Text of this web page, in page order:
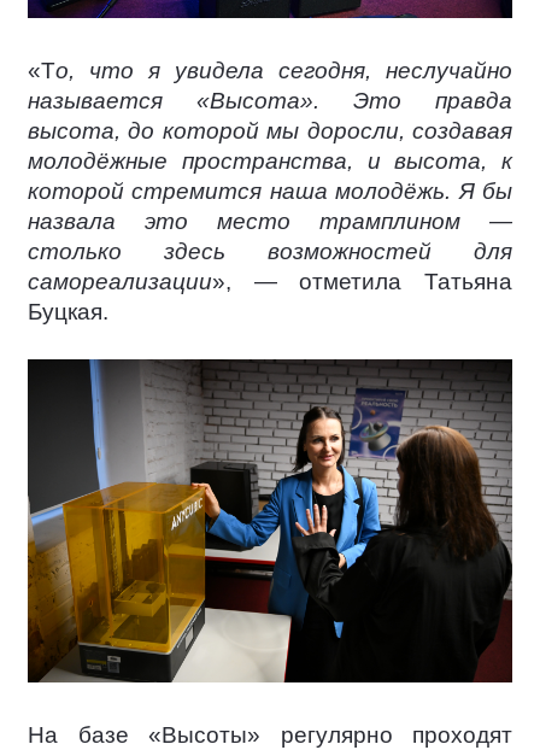
«То, что я увидела сегодня, неслучайно
называется «Высота». Это правда
высота, до которой мы доросли, создавая
молодёжные пространства, и высота, к
которой стремится наша молодёжь. Я бы
назвала это место трамплином —
столько здесь возможностей для
самореализации», — отметила Татьяна
Буцкая.
На базе «Высоты» регулярно проходят